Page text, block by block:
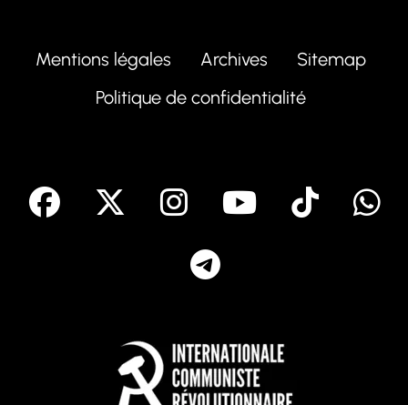
Mentions légales Archives
Sitemap
Politique de confidentialité
facebook Instagram
Youtube
Tik